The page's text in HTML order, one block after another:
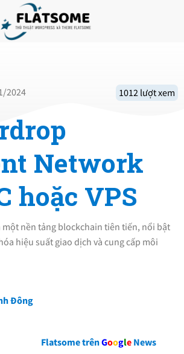
2024 1012 lượt xem
Network​
hoặc VPS
nền tảng blockchain tiên tiến, nổi bật
hiệu suất giao dịch và cung cấp môi
Đông
Flatsome trênGoogle News